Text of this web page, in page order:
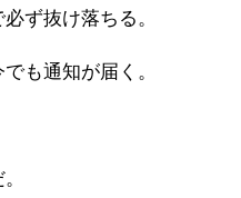
ず抜け落ちる。
も通知が届く。